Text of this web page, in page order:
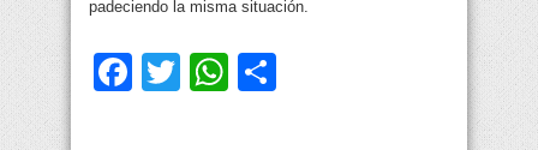
padeciendo la misma situación.
Facebook
TwitterWhatsApp